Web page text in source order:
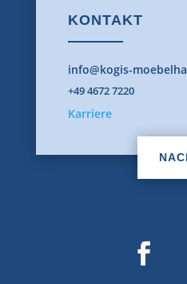
KONTAKT
info@kogis-
+49 4672 7220
Karriere